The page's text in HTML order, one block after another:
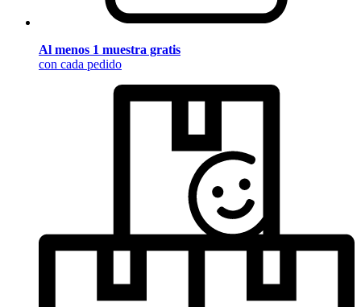
Al menos 1 muestra gratis
con cada pedido